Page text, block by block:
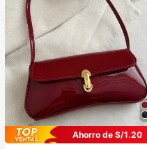
Ahorro de S/1.20